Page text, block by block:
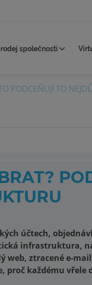
společnosti
PODCEŇUJÍ TO
účtech,
infrastruktura,
web, ztracené e-
proč každému vřele